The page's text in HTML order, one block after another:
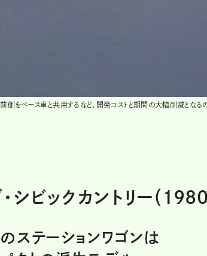
前側をベース車と共用するなど、開発コストと期間の大幅削減とな
シビックカントリー（
ステーションワゴンは